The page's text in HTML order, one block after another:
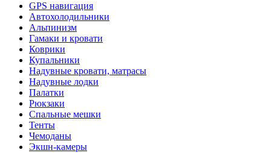
GPS навигация
Автохолодильники
Альпинизм
Гамаки и кровати
Коврики
Купальники
Надувные кровати, матрасы
Надувные лодки
Палатки
Рюкзаки
Спальные мешки
Тенты
Чемоданы
Экшн-камеры